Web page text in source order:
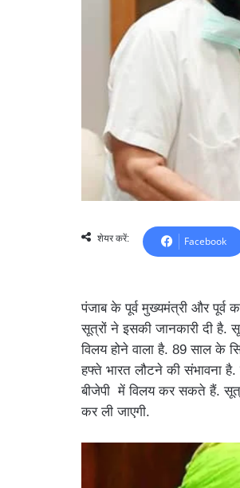
शेयर करें: Facebook
पंजाब के पूर्व मुख्यमंत्री और पूर्व
सूत्रों ने इसकी जानकारी दी है.
विलय होने वाला है. 89 साल के
हफ्ते भारत लौटने की संभावना है.
बीजेपी में विलय कर सकते हैं.
कर ली जाएगी.